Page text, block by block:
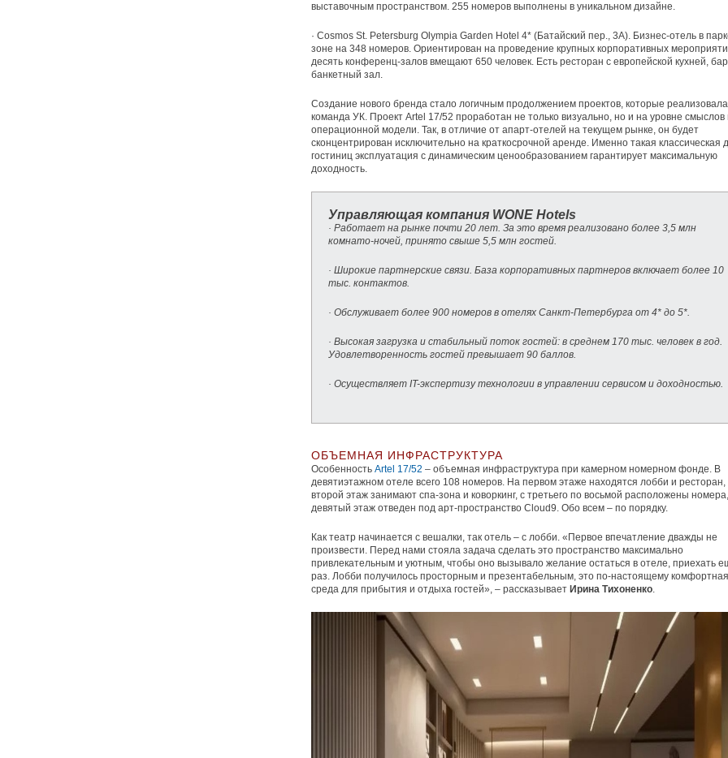
выставочным пространством. 255 номеров выполнены в уникальном дизайне.
· Cosmos St. Petersburg Olympia Garden Hotel 4* (Батайский пер., 3А). Бизнес-отель в
зоне на 348 номеров. Ориентирован на проведение крупных корпоративных
десять конференц-залов вмещают 650 человек. Есть ресторан с европейской кухней,
банкетный зал.
Создание нового бренда стало логичным продолжением проектов, которые реализовала
команда УК. Проект Artel 17/52 проработан не только визуально, но и на уровне смыслов
операционной модели. Так, в отличие от апарт-отелей на текущем рынке, он будет
сконцентрирован исключительно на краткосрочной аренде. Именно такая классическая
гостиниц эксплуатация с динамическим ценообразованием гарантирует максимальную
доходность.
Управляющая компания WONE Hotels
· Работает на рынке почти 20 лет. За это время реализовано более 3,5 млн
комнато-ночей, принято свыше 5,5 млн гостей.
· Широкие партнерские связи. База корпоративных партнеров включает более 10
тыс. контактов.
· Обслуживает более 900 номеров в отелях Санкт-Петербурга от 4* до 5*.
· Высокая загрузка и стабильный поток гостей: в среднем 170 тыс. человек в год.
Удовлетворенность гостей превышает 90 баллов.
· Осуществляет IT-экспертизу технологии в управлении сервисом и доходностью.
ОБЪЕМНАЯ ИНФРАСТРУКТУРА
Особенность Artel 17/52 – объемная инфраструктура при камерном номерном фонде. В
девятиэтажном отеле всего 108 номеров. На первом этаже находятся лобби и ресторан,
второй этаж занимают спа-зона и коворкинг, с третьего по восьмой расположены
девятый этаж отведен под арт-пространство Cloud9. Обо всем – по порядку.
Как театр начинается с вешалки, так отель – с лобби. «Первое впечатление дважды не
произвести. Перед нами стояла задача сделать это пространство максимально
привлекательным и уютным, чтобы оно вызывало желание остаться в отеле, приехать
раз. Лобби получилось просторным и презентабельным, это по-настоящему комфортная
среда для прибытия и отдыха гостей», – рассказывает Ирина Тихоненко.